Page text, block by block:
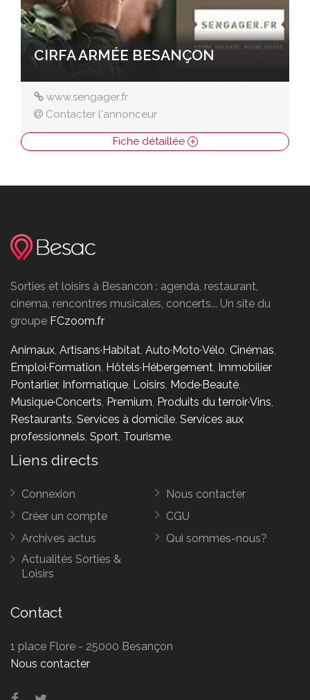
CIRFA ARMÉE BESANÇON
www.sengager.fr
Contacter l'annonceur
Fiche détaillée
Sorties et loisirs à Besancon : agenda, restaurant,
cinema, rencontres musicales, concerts... Un site du
groupe FCzoom.fr
Animaux, Artisans·Habitat, Auto·Moto·Vélo, Cinémas,
Emploi·Formation, Hôtels·Hébergement, Immobilier
Pontarlier, Informatique, Loisirs, Mode·Beauté,
Musique·Concerts, Premium, Produits du terroir·Vins,
Restaurants, Services à domicile, Services aux
professionnels, Sport, Tourisme.
Liens directs
Connexion
Créer un compte
Archives actus
Actualités Sorties &
Loisirs
Nous contacter
CGU
Qui sommes-nous?
Contact
1 place Flore - 25000 Besançon
Nous contacter